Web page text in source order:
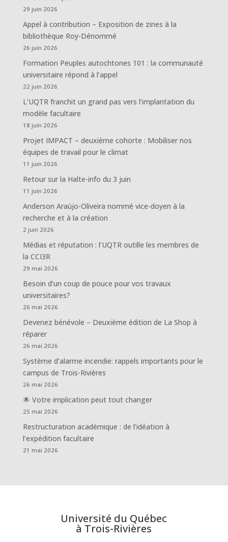
29 juin 2026
Appel à contribution – Exposition de zines à la
bibliothèque Roy-Dénommé
26 juin 2026
Formation Peuples autochtones 101 : la communauté
universitaire répond à l’appel
22 juin 2026
L’UQTR franchit un grand pas vers l’implantation du
modèle facultaire
18 juin 2026
Projet IMPACT – deuxième cohorte : Mobiliser nos
équipes de travail pour le climat
11 juin 2026
Retour sur la Halte-info du 3 juin
11 juin 2026
Anderson Araújo-Oliveira nommé vice-doyen à la
recherche et à la création
2 juin 2026
Médias et réputation : l’UQTR outille les membres de
la CCI3R
29 mai 2026
Besoin d’un coup de pouce pour vos travaux
universitaires?
26 mai 2026
Devenez bénévole – Deuxième édition de La Shop à
réparer
26 mai 2026
Système d’alarme incendie: rappels importants pour le
campus de Trois-Rivières
26 mai 2026
🌟 Votre implication peut tout changer
25 mai 2026
Restructuration académique : de l’idéation à
l’expédition facultaire
21 mai 2026
Université du Québec
à Trois-Rivières